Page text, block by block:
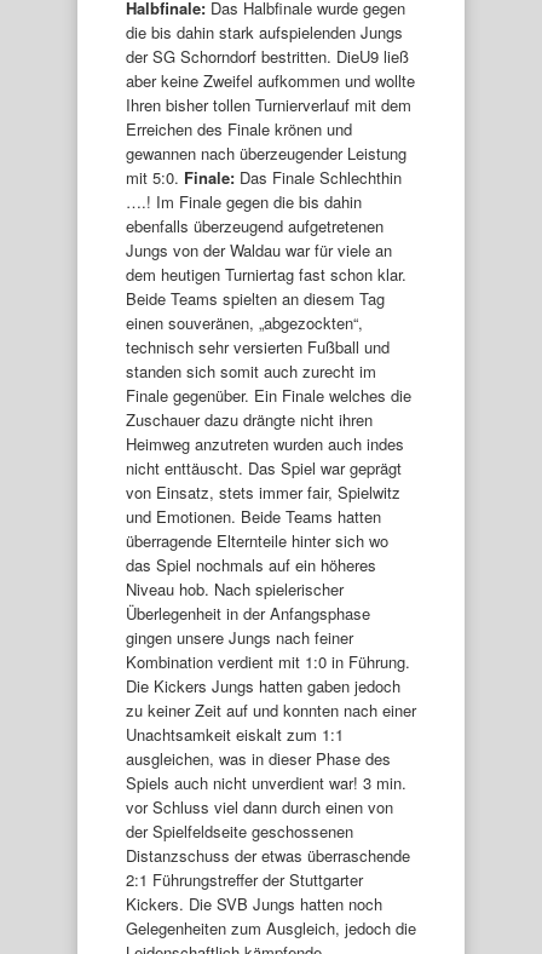
Halbfinale: Das Halbfinale wurde gegen
die bis dahin stark aufspielenden Jungs
der SG Schorndorf bestritten. DieU9 ließ
aber keine Zweifel aufkommen und wollte
Ihren bisher tollen Turnierverlauf mit dem
Erreichen des Finale krönen und
gewannen nach überzeugender Leistung
mit 5:0. Finale: Das Finale Schlechthin
….! Im Finale gegen die bis dahin
ebenfalls überzeugend aufgetretenen
Jungs von der Waldau war für viele an
dem heutigen Turniertag fast schon klar.
Beide Teams spielten an diesem Tag
einen souveränen, „abgezockten“,
technisch sehr versierten Fußball und
standen sich somit auch zurecht im
Finale gegenüber. Ein Finale welches die
Zuschauer dazu drängte nicht ihren
Heimweg anzutreten wurden auch indes
nicht enttäuscht. Das Spiel war geprägt
von Einsatz, stets immer fair, Spielwitz
und Emotionen. Beide Teams hatten
überragende Elternteile hinter sich wo
das Spiel nochmals auf ein höheres
Niveau hob. Nach spielerischer
Überlegenheit in der Anfangsphase
gingen unsere Jungs nach feiner
Kombination verdient mit 1:0 in Führung.
Die Kickers Jungs hatten gaben jedoch
zu keiner Zeit auf und konnten nach einer
Unachtsamkeit eiskalt zum 1:1
ausgleichen, was in dieser Phase des
Spiels auch nicht unverdient war! 3 min.
vor Schluss viel dann durch einen von
der Spielfeldseite geschossenen
Distanzschuss der etwas überraschende
2:1 Führungstreffer der Stuttgarter
Kickers. Die SVB Jungs hatten noch
Gelegenheiten zum Ausgleich, jedoch die